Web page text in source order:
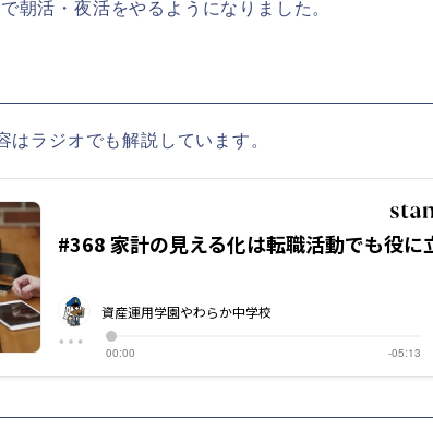
朝活・夜活をやるようになりました。
はラジオでも解説しています。